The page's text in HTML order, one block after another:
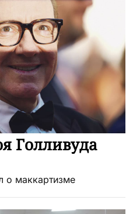
Голливуда
о маккартизме